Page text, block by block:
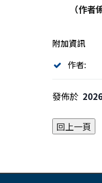
（作
附加資訊
作者:
發佈於